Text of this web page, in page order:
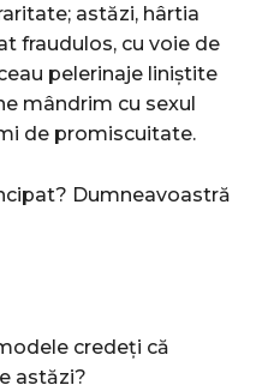
astăzi, hârtia
fraudulos, cu voie de
pelerinaje liniștite
mândrim cu sexul
de promiscuitate.
Dumneavoastră
credeți că
astăzi?